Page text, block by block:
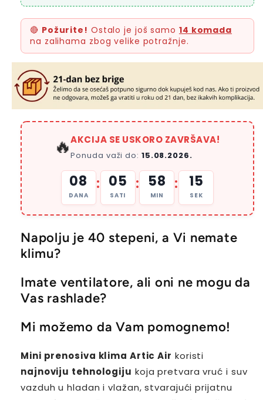
🔴 Požurite! Ostalo je još samo 14 komada
na zalihama zbog velike potražnje.
🔥AKCIJA SE USKORO ZAVRŠAVA!
Ponuda važi do: 15.08.2026.
08
DANA
: 05
SATI
: 58
MIN
: 14
SEK
Napolju je 40 stepeni, a Vi nemate
klimu?
Imate ventilatore, ali oni ne mogu da
Vas rashlade?
Mi možemo da Vam pomognemo!
Mini prenosiva klima Artic Air koristi
najnoviju tehnologiju koja pretvara vruć i suv
vazduh u hladan i vlažan, stvarajući prijatnu